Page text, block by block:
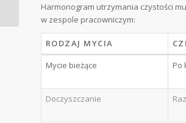
Harmonogram utrzymania czystości
w zespole pracowniczym:
RODZAJ MYCIA
Mycie bieżące
Po
Doczyszczanie
maskowania?